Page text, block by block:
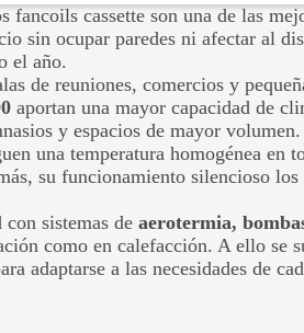
fancoils cassette son una de las
sin ocupar paredes ni afectar al
el año.
de reuniones, comercios y
aportan una mayor capacidad de
y espacios de mayor volumen.
una temperatura homogénea en
su funcionamiento silencioso los
sistemas de aerotermia,
como en calefacción. A ello se
adaptarse a las necesidades de